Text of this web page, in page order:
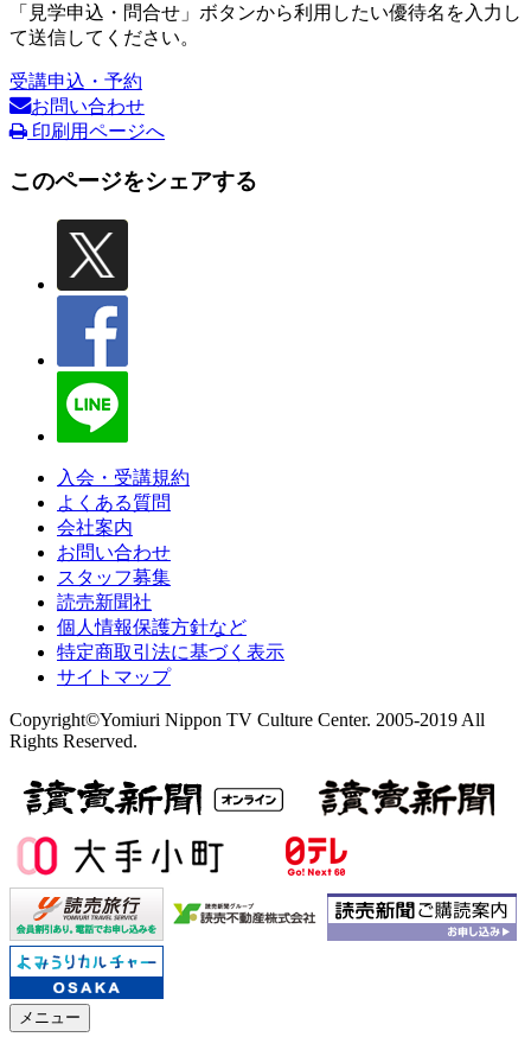
「見学申込・問合せ」ボタンから利用したい優待名を入力し
て送信してください。
受講申込・予約
お問い合わせ
印刷用ページへ
このページをシェアする
入会・受講規約
よくある質問
会社案内
お問い合わせ
スタッフ募集
読売新聞社
個人情報保護方針など
特定商取引法に基づく表示
サイトマップ
Copyright©Yomiuri Nippon TV Culture Center. 2005-2019 All
Rights Reserved.
メニュー